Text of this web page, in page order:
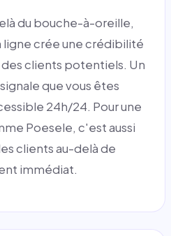
du bouche-à-oreille,
crée une crédibilité
clients potentiels. Un
que vous êtes
24h/24. Pour une
Poesele, c'est aussi
clients au-delà de
immédiat.